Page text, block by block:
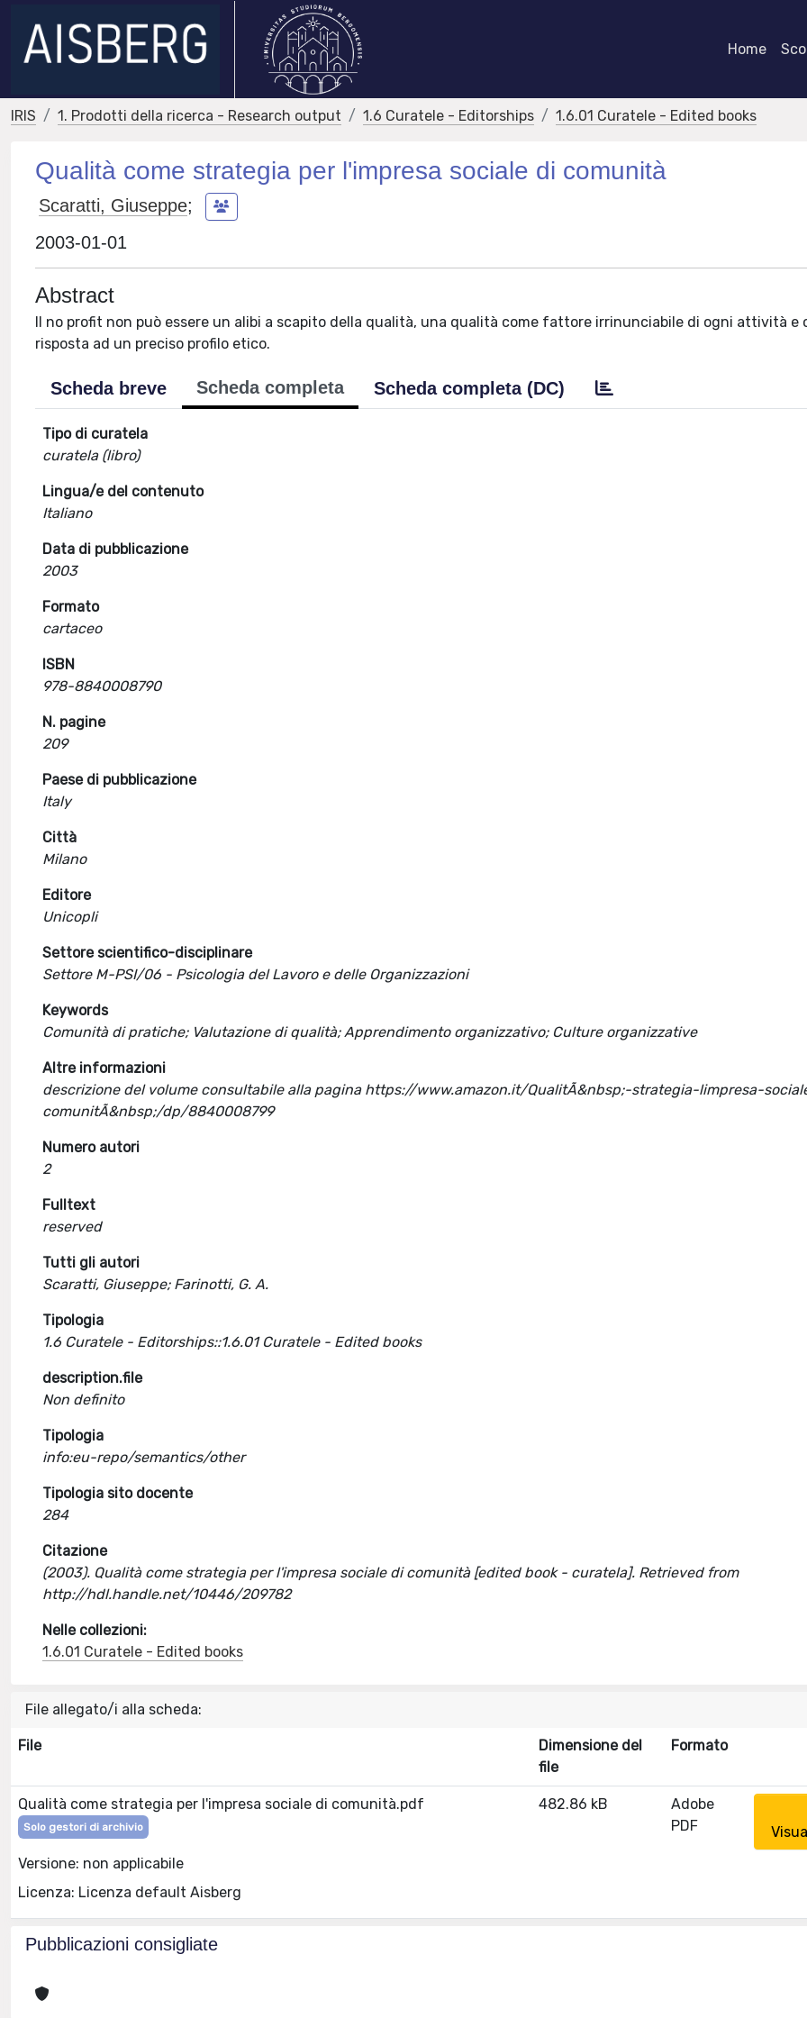
Home
IRIS 1. Prodotti della ricerca - Research output 1.6 Curatele - Editorships 1.6.01 Curatele - Edited books
Qualità come strategia per l'impresa sociale di comunità
Scaratti, Giuseppe;
2003-01-01
Abstract
Il no profit non può essere un alibi a scapito della qualità, una qualità come fattore irrinunciabile di ogni attività e
risposta ad un preciso profilo etico.
Scheda breve Scheda completa Scheda completa (DC)
Tipo di curatela
curatela (libro)
Lingua/e del contenuto
Italiano
Data di pubblicazione
2003
Formato
cartaceo
ISBN
978-8840008790
N. pagine
209
Paese di pubblicazione
Italy
Città
Milano
Editore
Unicopli
Settore scientifico-disciplinare
Settore M-PSI/06 - Psicologia del Lavoro e delle Organizzazioni
Keywords
Comunità di pratiche; Valutazione di qualità; Apprendimento organizzativo; Culture organizzative
Altre informazioni
descrizione del volume consultabile alla pagina https://www.amazon.it/QualitÃ&nbsp;-strategia-limpresa-
comunitÃ&nbsp;/dp/8840008799
Numero autori
2
Fulltext
reserved
Tutti gli autori
Scaratti, Giuseppe; Farinotti, G. A.
Tipologia
1.6 Curatele - Editorships::1.6.01 Curatele - Edited books
description.file
Non definito
Tipologia
info:eu-repo/semantics/other
Tipologia sito docente
284
Citazione
(2003). Qualità come strategia per l'impresa sociale di comunità [edited book - curatela]. Retrieved from
http://hdl.handle.net/10446/209782
Nelle collezioni:
1.6.01 Curatele - Edited books
File allegato/i alla scheda:
File
Dimensione del
file
Formato
Qualità come strategia per l'impresa sociale di comunità.pdf
Solo gestori di archivio
Versione: non applicabile
Licenza: Licenza default Aisberg
482.86 kB
Adobe
PDF
Pubblicazioni consigliate